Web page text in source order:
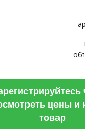
цены и
товар